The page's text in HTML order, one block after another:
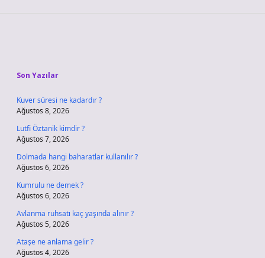
Son Yazılar
Kuver süresi ne kadardır ?
Ağustos 8, 2026
Lutfi Öztanik kimdir ?
Ağustos 7, 2026
Dolmada hangi baharatlar kullanılır ?
Ağustos 6, 2026
Kumrulu ne demek ?
Ağustos 6, 2026
Avlanma ruhsatı kaç yaşında alınır ?
Ağustos 5, 2026
Ataşe ne anlama gelir ?
Ağustos 4, 2026